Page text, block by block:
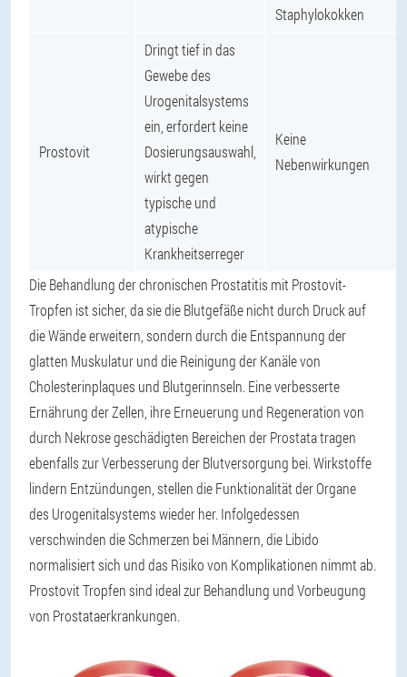
Staphylokokken
Prostovit
Dringt tief in das
Gewebe des
Urogenitalsystems
ein, erfordert keine
Dosierungsauswahl,
wirkt gegen
typische und
atypische
Krankheitserreger
Keine
Nebenwirkungen
Die Behandlung der chronischen Prostatitis mit Prostovit-
Tropfen ist sicher, da sie die Blutgefäße nicht durch Druck auf
die Wände erweitern, sondern durch die Entspannung der
glatten Muskulatur und die Reinigung der Kanäle von
Cholesterinplaques und Blutgerinnseln. Eine verbesserte
Ernährung der Zellen, ihre Erneuerung und Regeneration von
durch Nekrose geschädigten Bereichen der Prostata tragen
ebenfalls zur Verbesserung der Blutversorgung bei. Wirkstoffe
lindern Entzündungen, stellen die Funktionalität der Organe
des Urogenitalsystems wieder her. Infolgedessen
verschwinden die Schmerzen bei Männern, die Libido
normalisiert sich und das Risiko von Komplikationen nimmt ab.
Prostovit Tropfen sind ideal zur Behandlung und Vorbeugung
von Prostataerkrankungen.